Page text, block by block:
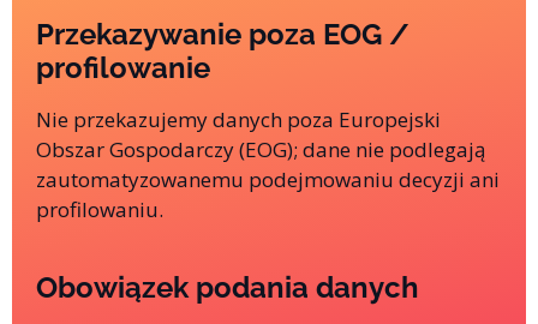
Przekazywanie poza EOG /
profilowanie
Nie przekazujemy danych poza Europejski
Obszar Gospodarczy (EOG); dane nie podlegają
zautomatyzowanemu podejmowaniu decyzji ani
profilowaniu.
Obowiązek podania danych